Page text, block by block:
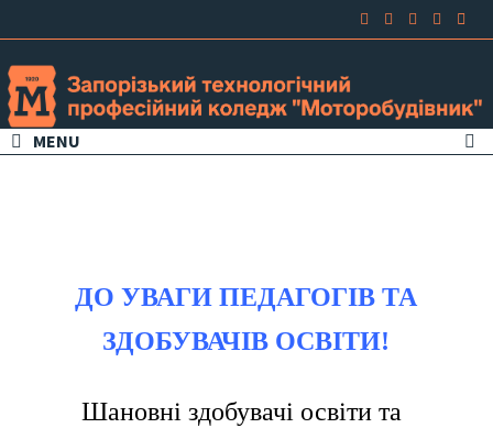
MENU
ДО УВАГИ ПЕДАГОГІВ ТА
ЗДОБУВАЧІВ ОСВІТИ!
⠀⠀Шановні здобувачі освіти та